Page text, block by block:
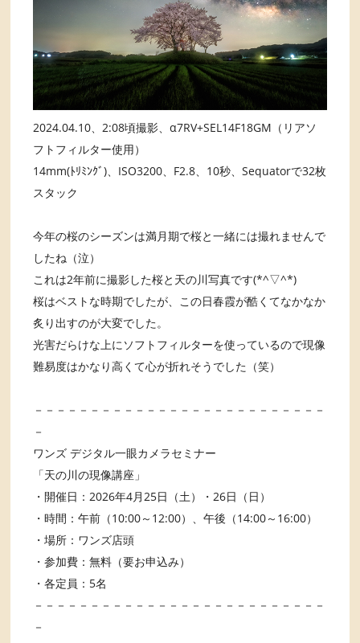
2024.04.10、2:08頃撮影、α7RV+SEL14F18GM（リアソ
フトフィルター使用）
14mm(ﾄﾘﾐﾝｸﾞ)、ISO3200、F2.8、10秒、Sequatorで32枚
スタック
今年の桜のシーズンは満月期で桜と一緒には撮れませんで
したね（泣）
これは2年前に撮影した桜と天の川写真です(*^▽^*)
桜はベストな時期でしたが、この日春霞が酷くてなかなか
炙り出すのが大変でした。
光害だらけな上にソフトフィルターを使っているので現像
難易度はかなり高くて心が折れそうでした（笑）
－－－－－－－－－－－－－－－－－－－－－－－－－－
－
ワンズ デジタル一眼カメラセミナー
「天の川の現像講座」
・開催日：2026年4月25日（土）・26日（日）
・時間：午前（10:00～12:00）、午後（14:00～16:00）
・場所：ワンズ店頭
・参加費：無料（要お申込み）
・各定員：5名
－－－－－－－－－－－－－－－－－－－－－－－－－－
－